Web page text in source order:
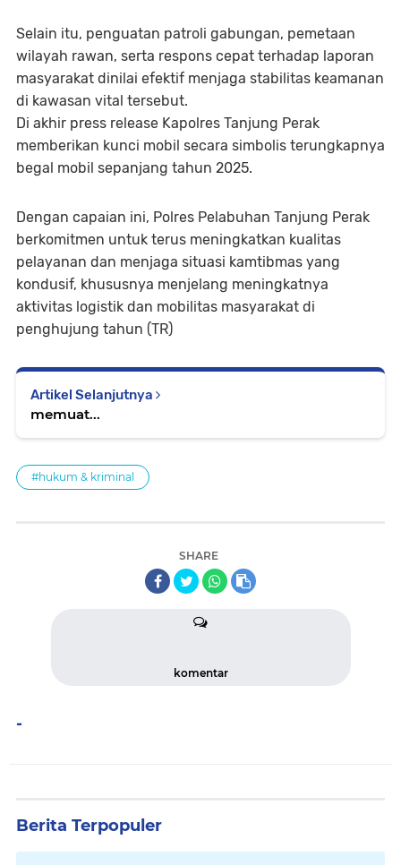
Selain itu, penguatan patroli gabungan, pemetaan
wilayah rawan, serta respons cepat terhadap laporan
masyarakat dinilai efektif menjaga stabilitas keamanan
di kawasan vital tersebut.
Di akhir press release Kapolres Tanjung Perak
memberikan kunci mobil secara simbolis terungkapnya
begal mobil sepanjang tahun 2025.
Dengan capaian ini, Polres Pelabuhan Tanjung Perak
berkomitmen untuk terus meningkatkan kualitas
pelayanan dan menjaga situasi kamtibmas yang
kondusif, khususnya menjelang meningkatnya
aktivitas logistik dan mobilitas masyarakat di
penghujung tahun (TR)
Artikel Selanjutnya
memuat...
#hukum & kriminal
SHARE
komentar
-
Berita Terpopuler